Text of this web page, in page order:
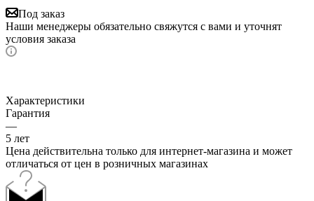
Под заказ
Наши менеджеры обязательно свяжутся с вами и уточнят
условия заказа
Характеристики
Гарантия
—
5 лет
Цена действительна только для интернет-магазина и может
отличаться от цен в розничных магазинах